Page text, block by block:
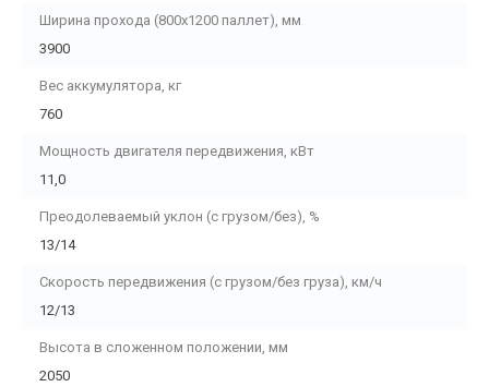
Ширина прохода (800х1200 паллет), мм
3900
Вес аккумулятора, кг
760
Мощность двигателя передвижения, кВт
11,0
Преодолеваемый уклон (с грузом/без), %
13/14
Скорость передвижения (с грузом/без груза), км/ч
12/13
Высота в сложенном положении, мм
2050